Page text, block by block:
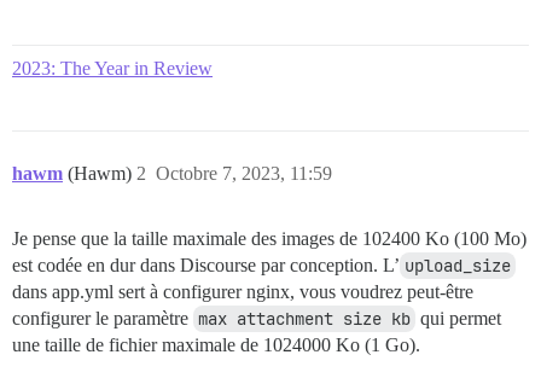
2023: The Year in Review
hawm (Hawm) Octobre 7, 2023, 11:59
2
Je pense que la taille maximale des images de 102400 Ko (100 Mo)
est codée en dur dans Discourse par conception. L’ upload_size
dans app.yml sert à configurer nginx, vous voudrez peut-être
configurer le paramètre max attachment size kb qui permet
une taille de fichier maximale de 1024000 Ko (1 Go).